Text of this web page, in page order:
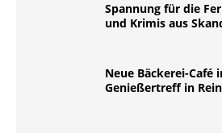
Spannung für die
und Krimis aus
Neue Bäckerei-Café
Genießertreff in